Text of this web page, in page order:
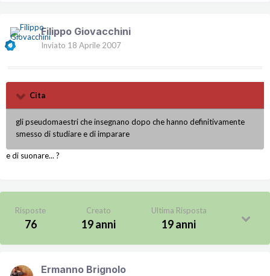
Filippo Giovacchini
Inviato 18 Aprile 2007
Cita
gli pseudomaestri che insegnano dopo che hanno definitivamente
smesso di studiare e di imparare
e di suonare... ?
Risposte
76
Creato
19 anni
Ultima Risposta
19 anni
Ermanno Brignolo